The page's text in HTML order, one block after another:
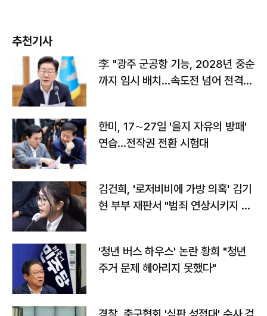
추천기사
李 "광주 군공항 기능, 2028년 중순
까지 임시 배치…속도전 넘어 전격
한미, 17∼27일 '을지 자유의 방패'
연습…전작권 전환 시험대
김건희, '로저비비에 가방 의혹' 김기
현 부부 재판서 "범죄 연상시키지 말
'청년 버스 하우스' 논란 황희 "청년
주거 문제 헤아리지 못했다"